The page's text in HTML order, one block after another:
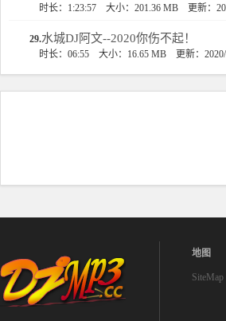
时长：1:23:57 大小：201.36 MB 更新：
29.水城DJ阿文--2020你伤不起！
时长：06:55 大小：16.65 MB 更新：
地图
SiteMap